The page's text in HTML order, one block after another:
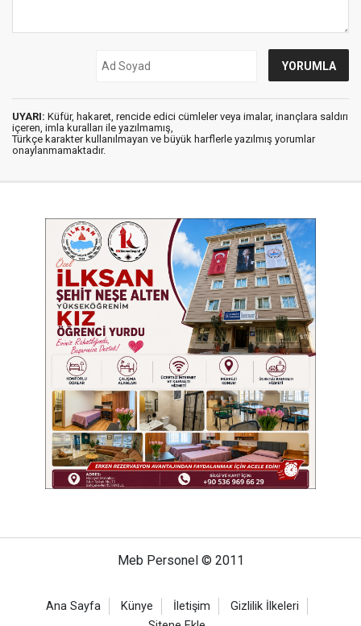
UYARI: Küfür, hakaret, rencide edici cümleler veya imalar, inançlara saldırı
içeren, imla kuralları ile yazılmamış,
Türkçe karakter kullanılmayan ve büyük harflerle yazılmış yorumlar
onaylanmamaktadır.
Meb Personel © 2011
Ana Sayfa Künye İletişim
Gizlilik İlkeleri